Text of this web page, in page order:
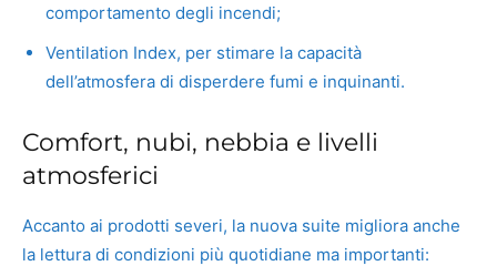
comportamento degli incendi;
Ventilation Index, per stimare la capacità
dell’atmosfera di disperdere fumi e inquinanti.
Comfort, nubi, nebbia e livelli
atmosferici
Accanto ai prodotti severi, la nuova suite migliora anche
la lettura di condizioni più quotidiane ma importanti: